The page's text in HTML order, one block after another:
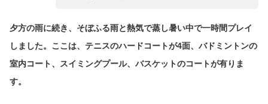
夕方の雨に続き、そぼふる雨と熱気で蒸し暑い中で一時間プレイ
しました。ここは、テニスのハードコートが4面、バドミントンの
室内コート、スイミングプール、バスケットのコートが有りま
す。